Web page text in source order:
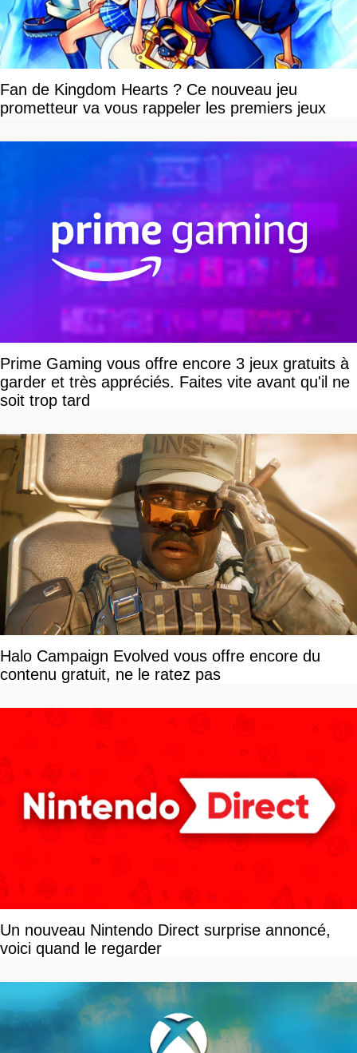
Fan de Kingdom Hearts ? Ce nouveau jeu
prometteur va vous rappeler les premiers jeux
Prime Gaming vous offre encore 3 jeux gratuits à
garder et très appréciés. Faites vite avant qu'il ne
soit trop tard
Halo Campaign Evolved vous offre encore du
contenu gratuit, ne le ratez pas
Un nouveau Nintendo Direct surprise annoncé,
voici quand le regarder